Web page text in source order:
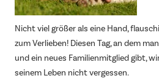
Nicht viel größer als eine Hand,
zum Verlieben! Diesen Tag, an dem
und ein neues Familienmitglied gibt,
seinem Leben nicht vergessen.